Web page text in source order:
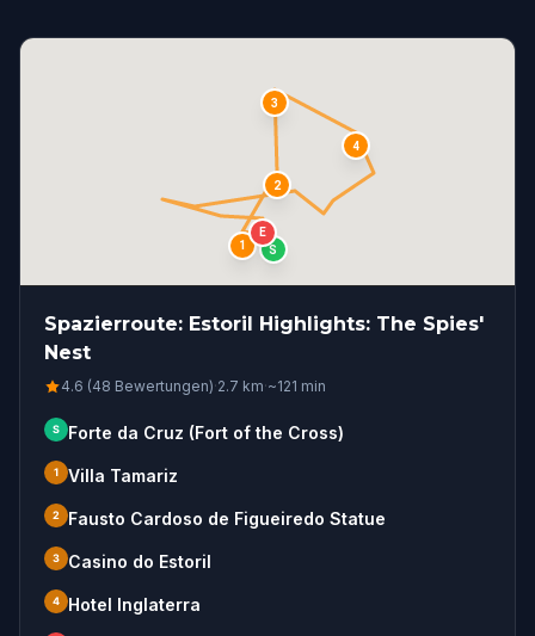
S
1
2
3
4
E
Spazierroute: Estoril Highlights: The Spies'
Nest
4.6 (48 Bewertungen)·2.7 km·~121 min
S Forte da Cruz (Fort of the Cross)
1 Villa Tamariz
2 Fausto Cardoso de Figueiredo Statue
3 Casino do Estoril
4 Hotel Inglaterra